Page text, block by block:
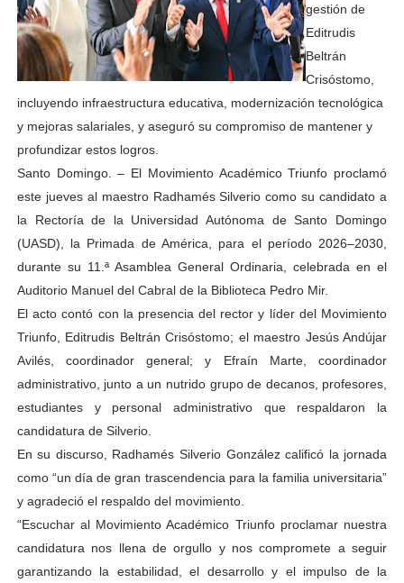
gestión de
Editrudis
Beltrán
Crisóstomo,
incluyendo infraestructura educativa, modernización tecnológica
y mejoras salariales, y aseguró su compromiso de mantener y
profundizar estos logros.
Santo Domingo. – El Movimiento Académico Triunfo proclamó
este jueves al maestro Radhamés Silverio como su candidato a
la Rectoría de la Universidad Autónoma de Santo Domingo
(UASD), la Primada de América, para el período 2026–2030,
durante su 11.ª Asamblea General Ordinaria, celebrada en el
Auditorio Manuel del Cabral de la Biblioteca Pedro Mir.
El acto contó con la presencia del rector y líder del Movimiento
Triunfo, Editrudis Beltrán Crisóstomo; el maestro Jesús Andújar
Avilés, coordinador general; y Efraín Marte, coordinador
administrativo, junto a un nutrido grupo de decanos, profesores,
estudiantes y personal administrativo que respaldaron la
candidatura de Silverio.
En su discurso, Radhamés Silverio González calificó la jornada
como “un día de gran trascendencia para la familia universitaria”
y agradeció el respaldo del movimiento.
“Escuchar al Movimiento Académico Triunfo proclamar nuestra
candidatura nos llena de orgullo y nos compromete a seguir
garantizando la estabilidad, el desarrollo y el impulso de la